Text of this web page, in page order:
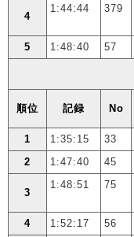
4
1:44:44 379
5 1:48:40 57
順位 記録 No
1 1:35:15 33
2
1:47:40 45
3
1:48:51 75
4
1:52:17 56